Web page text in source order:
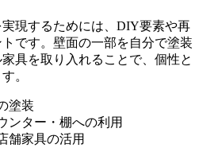
現するためには、DIY要素や再
です。壁面の一部を自分で塗装
具を取り入れることで、個性と
。
塗装
ンター・棚への利用
舗家具の活用